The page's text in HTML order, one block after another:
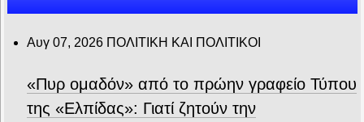
Αυγ 07, 2026 ΠΟΛΙΤΙΚΗ ΚΑΙ ΠΟΛΙΤΙΚΟΙ
«Πυρ ομαδόν» από το πρώην γραφείο Τύπου
της «Ελπίδας»: Γιατί ζητούν την